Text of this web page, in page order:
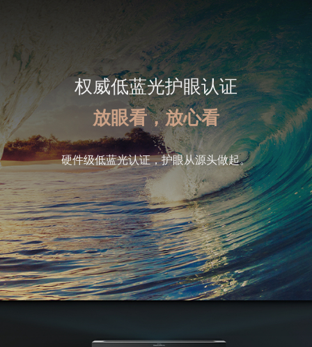
权威低蓝光护眼认证
放眼看，放心看
硬件级低蓝光认证，护眼从源头做起。